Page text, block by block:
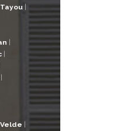
Tayou |
|
|
|
|